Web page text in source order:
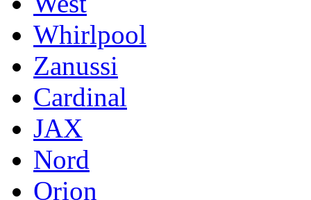
Whirlpool
Zanussi
Cardinal
JAX
Nord
Orion